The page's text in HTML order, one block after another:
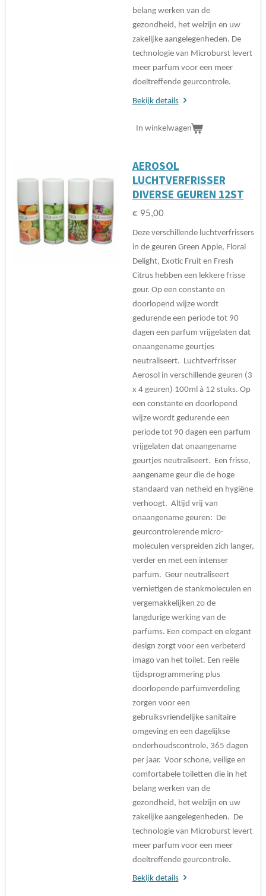
belang werken van de
gezondheid, het welzijn en uw
zakelijke aangelegenheden. De
technologie van Microburst levert
meer parfum voor een meer
doeltreffende geurcontrole.
Bekijk details
In winkelwagen
AEROSOL
LUCHTVERFRISSER
DIVERSE GEUREN 12ST
€ 95,00
Deze verschillende luchtverfrissers
in de geuren Green Apple, Floral
Delight, Exotic Fruit en Fresh
Citrus hebben een lekkere frisse
geur. Op een constante en
doorlopend wijze wordt
gedurende een periode tot 90
dagen een parfum vrijgelaten dat
onaangename geurtjes
neutraliseert. Luchtverfrisser
Aerosol in verschillende geuren (3
x 4 geuren) 100ml à 12 stuks. Op
een constante en doorlopend
wijze wordt gedurende een
periode tot 90 dagen een parfum
vrijgelaten dat onaangename
geurtjes neutraliseert. Een frisse,
aangename geur die de hoge
standaard van netheid en hygiëne
verhoogt. Altijd vrij van
onaangename geuren: De
geurcontrolerende micro-
moleculen verspreiden zich langer,
verder en met een intenser
parfum. Geur neutraliseert
vernietigen de stankmoleculen en
vergemakkelijken zo de
langdurige werking van de
parfums. Een compact en elegant
design zorgt voor een verbeterd
imago van het toilet. Een reële
tijdsprogrammering plus
doorlopende parfumverdeling
zorgen voor een
gebruiksvriendelijke sanitaire
omgeving en een dagelijkse
onderhoudscontrole, 365 dagen
per jaar. Voor schone, veilige en
comfortabele toiletten die in het
belang werken van de
gezondheid, het welzijn en uw
zakelijke aangelegenheden. De
technologie van Microburst levert
meer parfum voor een meer
doeltreffende geurcontrole.
Bekijk details